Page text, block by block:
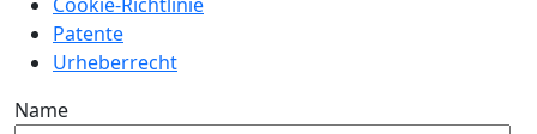
Patente
Urheberrecht
Name